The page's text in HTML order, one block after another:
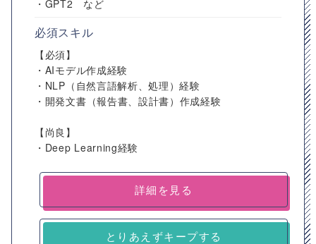
・GPT2 など
必須スキル
【必須】
・AIモデル作成経験
・NLP（自然言語解析、処理）経験
・開発文書（報告書、設計書）作成経験
【尚良】
・Deep Learning経験
詳細を見る
とりあえずキープする